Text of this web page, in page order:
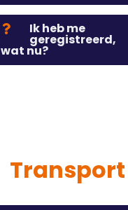
Ik heb me
geregistreerd,
wat nu?
Transport